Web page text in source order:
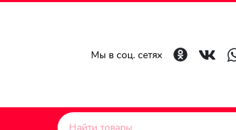
Мы в соц. сетях